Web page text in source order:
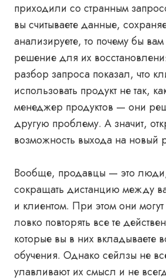
приходили со странным
вы считываете данные,
анализируете, то почему бы
решение для их
разбор запроса показал, что
использовать продукт не так,
менеджер продуктов — они
другую проблему. А значит,
возможность выхода на новый
Вообще, продавцы — это
сокращать дистанцию между
и клиентом. При этом они могут
ловко повторять все те
которые вы в них вкладываете
обучения. Однако сейлзы не
улавливают их смысл и не